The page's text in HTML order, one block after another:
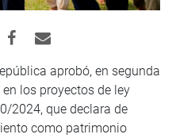
aprobó, en segunda
los proyectos de ley
2024, que declara de
como patrimonio